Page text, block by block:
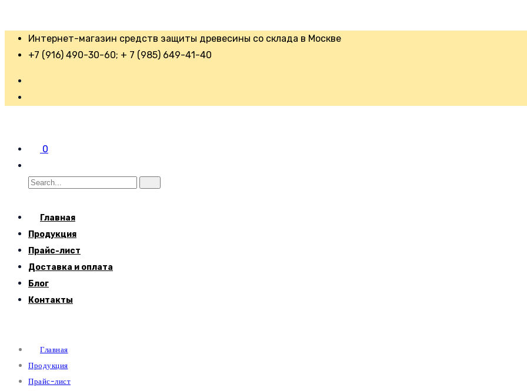
Интернет-магазин средств защиты древесины со склада в Москве
+7 (916) 490-30-60; + 7 (985) 649-41-40
0
Главная
Продукция
Прайс-лист
Доставка и оплата
Блог
Контакты
Главная
Продукция
Прайс-лист